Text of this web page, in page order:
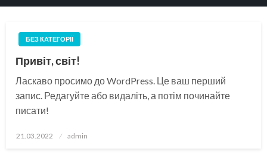
БЕЗ КАТЕГОРІЇ
Привіт, світ!
Ласкаво просимо до WordPress. Це ваш перший
запис. Редагуйте або видаліть, а потім починайте
писати!
Опубліковано
21.03.2022 admin